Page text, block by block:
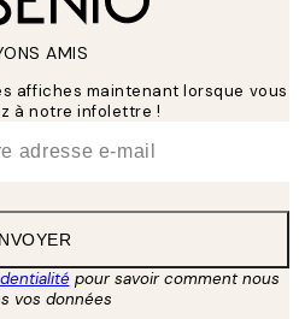
AMIS
affiches maintenant lorsque vous
à notre infolettre !
pour savoir comment nous
vos données